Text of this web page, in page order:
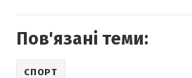
Пов'язані теми:
СПОРТ